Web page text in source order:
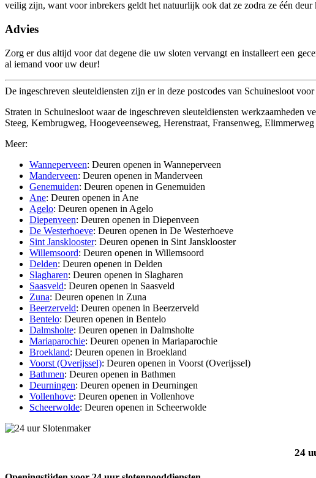
veilig zijn, want voor inbrekers geldt het natuurlijk ook dat ze zodra ze één deur
Advies
Zorg er dus altijd voor dat degene die uw sloten vervangt en installeert een
al iemand voor uw deur!
De ingeschreven sleuteldiensten zijn er in deze postcodes van Schuinesloot
Straten in Schuinesloot waar de ingeschreven sleuteldiensten
Steeg, Kembrugweg, Hoogeveenseweg, Herenstraat, Fransenweg, Elimmerweg
Meer:
Wanneperveen: Deuren openen in Wanneperveen
Manderveen: Deuren openen in Manderveen
Genemuiden: Deuren openen in Genemuiden
Ane: Deuren openen in Ane
Agelo: Deuren openen in Agelo
Diepenveen: Deuren openen in Diepenveen
De Westerhoeve: Deuren openen in De Westerhoeve
Sint Jansklooster: Deuren openen in Sint Jansklooster
Willemsoord: Deuren openen in Willemsoord
Delden: Deuren openen in Delden
Slagharen: Deuren openen in Slagharen
Saasveld: Deuren openen in Saasveld
Zuna: Deuren openen in Zuna
Beerzerveld: Deuren openen in Beerzerveld
Bentelo: Deuren openen in Bentelo
Dalmsholte: Deuren openen in Dalmsholte
Mariaparochie: Deuren openen in Mariaparochie
Broekland: Deuren openen in Broekland
Voorst (Overijssel): Deuren openen in Voorst (Overijssel)
Bathmen: Deuren openen in Bathmen
Deurningen: Deuren openen in Deurningen
Vollenhove: Deuren openen in Vollenhove
Scheerwolde: Deuren openen in Scheerwolde
24